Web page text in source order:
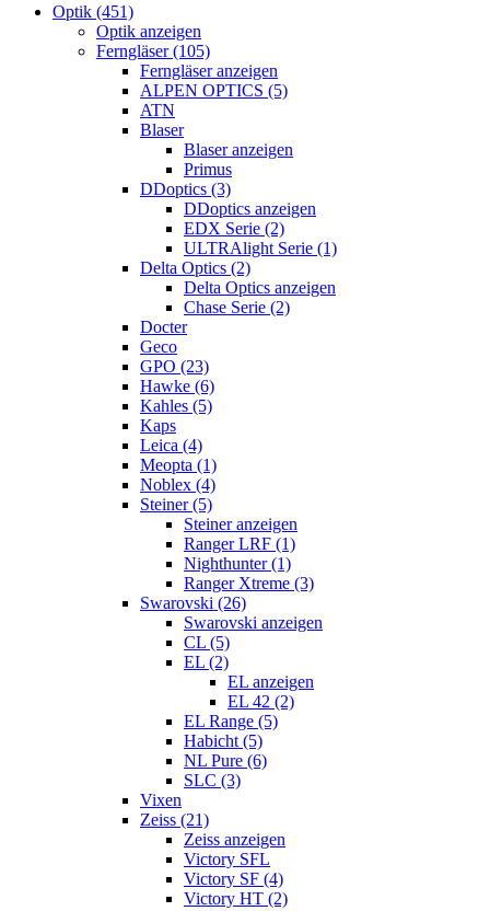
Optik (451)
Optik anzeigen
Ferngläser (105)
Ferngläser anzeigen
ALPEN OPTICS (5)
ATN
Blaser
Blaser anzeigen
Primus
DDoptics (3)
DDoptics anzeigen
EDX Serie (2)
ULTRAlight Serie (1)
Delta Optics (2)
Delta Optics anzeigen
Chase Serie (2)
Docter
Geco
GPO (23)
Hawke (6)
Kahles (5)
Kaps
Leica (4)
Meopta (1)
Noblex (4)
Steiner (5)
Steiner anzeigen
Ranger LRF (1)
Nighthunter (1)
Ranger Xtreme (3)
Swarovski (26)
Swarovski anzeigen
CL (5)
EL (2)
EL anzeigen
EL 42 (2)
EL Range (5)
Habicht (5)
NL Pure (6)
SLC (3)
Vixen
Zeiss (21)
Zeiss anzeigen
Victory SFL
Victory SF (4)
Victory HT (2)